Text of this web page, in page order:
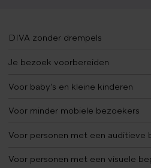
DIVA zonder drempels
Je bezoek voorbereiden
Voor baby’s en kleine kinderen
Voor minder mobiele bezoekers
Voor personen met een auditieve
Voor personen met een visuele